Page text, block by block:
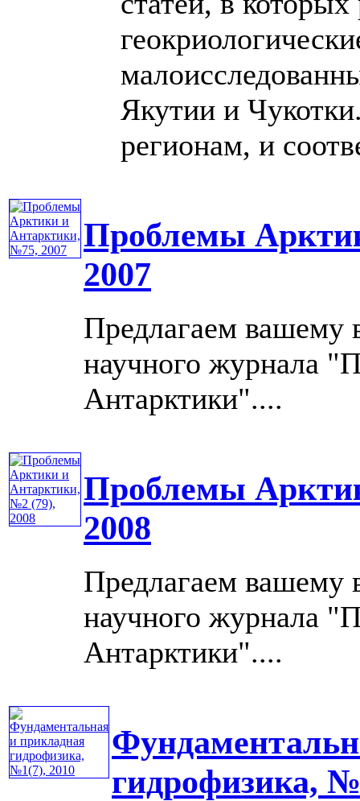
Якутии и
регионам, и
Проблемы
2007
Предлагаем вашему
научного журнала
Антарктики"....
Проблемы
2008
Предлагаем вашему
научного журнала
Антарктики"....
гидрофизика,